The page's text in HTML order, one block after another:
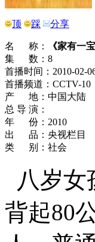
顶 踩 分享
名 称：
《家有一宝
集 数：8
首播时间：2010-02-
首播频道：CCTV-10
产 地：中国大陆
总 导 演：
年 份：2010
出 品：央视栏目
类 别：社会
八岁
背起80